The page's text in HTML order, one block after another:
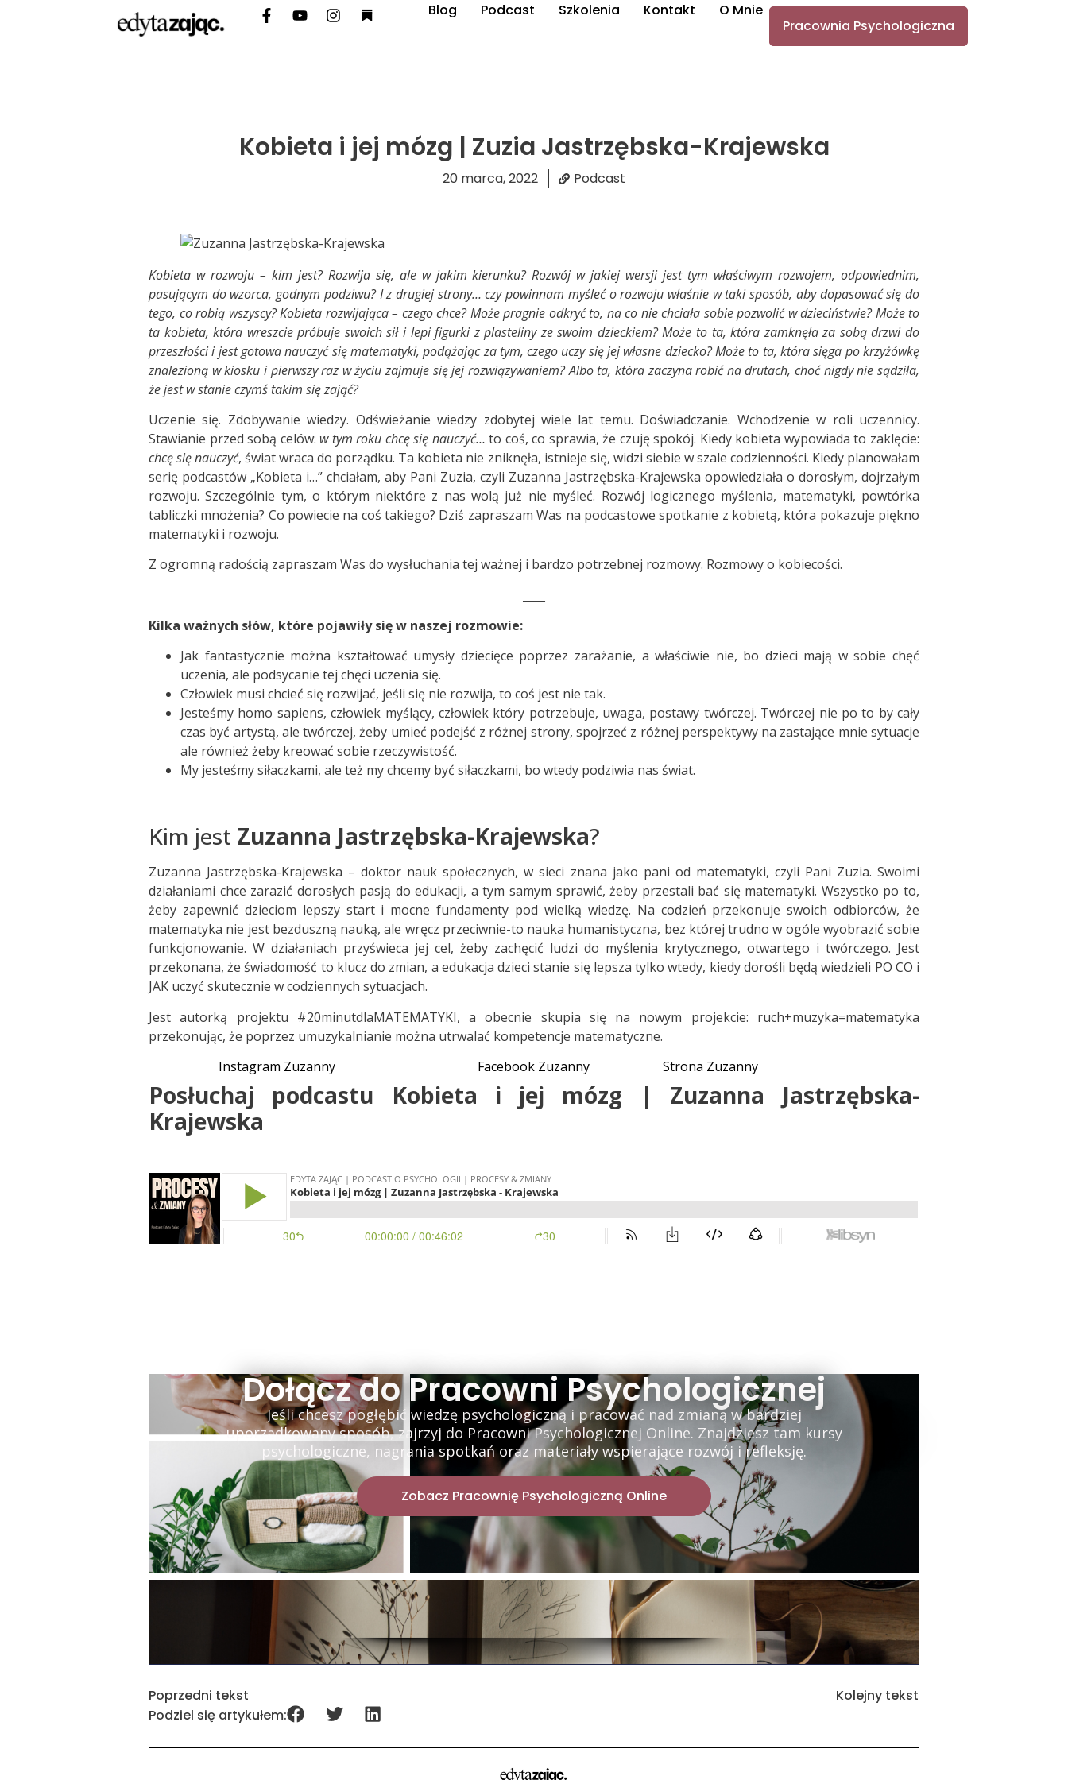
Blog Podcast Szkolenia Kontakt
O Mnie
Pracownia Psychologiczna
Kobieta i jej mózg | Zuzia Jastrzębska-Krajewska
20 marca, 2022 Podcast
Kobieta w rozwoju – kim jest? Rozwija się, ale w jakim kierunku? Rozwój w jakiej wersji jest tym właściwym rozwojem, odpowiednim,
pasującym do wzorca, godnym podziwu? I z drugiej strony… czy powinnam myśleć o rozwoju właśnie w taki sposób, aby dopasować się do
tego, co robią wszyscy? Kobieta rozwijająca – czego chce? Może pragnie odkryć to, na co nie chciała sobie pozwolić w dzieciństwie? Może to
ta kobieta, która wreszcie próbuje swoich sił i lepi figurki z plasteliny ze swoim dzieckiem? Może to ta, która zamknęła za sobą drzwi do
przeszłości i jest gotowa nauczyć się matematyki, podążając za tym, czego uczy się jej własne dziecko? Może to ta, która sięga po krzyżówkę
znalezioną w kiosku i pierwszy raz w życiu zajmuje się jej rozwiązywaniem? Albo ta, która zaczyna robić na drutach, choć nigdy nie sądziła,
że jest w stanie czymś takim się zająć?
Uczenie się. Zdobywanie wiedzy. Odświeżanie wiedzy zdobytej wiele lat temu. Doświadczanie. Wchodzenie w roli uczennicy.
Stawianie przed sobą celów: w tym roku chcę się nauczyć… to coś, co sprawia, że czuję spokój. Kiedy kobieta wypowiada to zaklęcie:
chcę się nauczyć, świat wraca do porządku. Ta kobieta nie zniknęła, istnieje się, widzi siebie w szale codzienności. Kiedy planowałam
serię podcastów „Kobieta i…” chciałam, aby Pani Zuzia, czyli Zuzanna Jastrzębska-Krajewska opowiedziała o dorosłym, dojrzałym
rozwoju. Szczególnie tym, o którym niektóre z nas wolą już nie myśleć. Rozwój logicznego myślenia, matematyki, powtórka
tabliczki mnożenia? Co powiecie na coś takiego? Dziś zapraszam Was na podcastowe spotkanie z kobietą, która pokazuje piękno
matematyki i rozwoju.
Z ogromną radością zapraszam Was do wysłuchania tej ważnej i bardzo potrzebnej rozmowy. Rozmowy o kobiecości.
Kilka ważnych słów, które pojawiły się w naszej rozmowie:
Jak fantastycznie można kształtować umysły dziecięce poprzez zarażanie, a właściwie nie, bo dzieci mają w sobie chęć
uczenia, ale podsycanie tej chęci uczenia się.
Człowiek musi chcieć się rozwijać, jeśli się nie rozwija, to coś jest nie tak.
Jesteśmy homo sapiens, człowiek myślący, człowiek który potrzebuje, uwaga, postawy twórczej. Twórczej nie po to by cały
czas być artystą, ale twórczej, żeby umieć podejść z różnej strony, spojrzeć z różnej perspektywy na zastające mnie sytuacje
ale również żeby kreować sobie rzeczywistość.
My jesteśmy siłaczkami, ale też my chcemy być siłaczkami, bo wtedy podziwia nas świat.
Kim jest Zuzanna Jastrzębska-Krajewska?
Zuzanna Jastrzębska-Krajewska – doktor nauk społecznych, w sieci znana jako pani od matematyki, czyli Pani Zuzia. Swoimi
działaniami chce zarazić dorosłych pasją do edukacji, a tym samym sprawić, żeby przestali bać się matematyki. Wszystko po to,
żeby zapewnić dzieciom lepszy start i mocne fundamenty pod wielką wiedzę. Na codzień przekonuje swoich odbiorców, że
matematyka nie jest bezduszną nauką, ale wręcz przeciwnie-to nauka humanistyczna, bez której trudno w ogóle wyobrazić sobie
funkcjonowanie. W działaniach przyświeca jej cel, żeby zachęcić ludzi do myślenia krytycznego, otwartego i twórczego. Jest
przekonana, że świadomość to klucz do zmian, a edukacja dzieci stanie się lepsza tylko wtedy, kiedy dorośli będą wiedzieli PO CO i
JAK uczyć skutecznie w codziennych sytuacjach.
Jest autorką projektu #20minutdlaMATEMATYKI, a obecnie skupia się na nowym projekcie: ruch+muzyka=matematyka
przekonując, że poprzez umuzykalnianie można utrwalać kompetencje matematyczne.
Instagram Zuzanny
Facebook Zuzanny Strona Zuzanny
Posłuchaj podcastu Kobieta i jej mózg | Zuzanna Jastrzębska-
Krajewska
Dołącz do Pracowni Psychologicznej
Jeśli chcesz pogłębić wiedzę psychologiczną i pracować nad zmianą w bardziej
uporządkowany sposób, zajrzyj do Pracowni Psychologicznej Online. Znajdziesz tam kursy
psychologiczne, nagrania spotkań oraz materiały wspierające rozwój i refleksję.
Zobacz Pracownię Psychologiczną Online
Poprzedni tekst
Kolejny tekst
Podziel się artykułem: